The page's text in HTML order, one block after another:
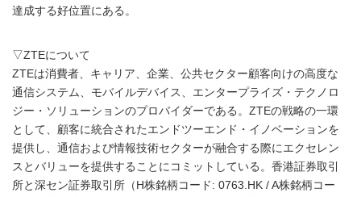
達成する好位置にある。
▽ZTEについて
ZTEは消費者、キャリア、企業、公共セクター顧客向けの高度な
通信システム、モバイルデバイス、エンタープライズ・テクノロ
ジー・ソリューションのプロバイダーである。ZTEの戦略の一環
として、顧客に統合されたエンドツーエンド・イノベーションを
提供し、通信および情報技術セクターが融合する際にエクセレン
スとバリューを提供することにコミットしている。香港証券取引
所と深セン証券取引所（H株銘柄コード: 0763.HK / A株銘柄コー